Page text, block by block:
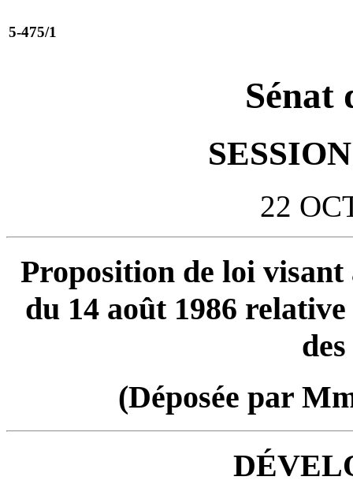
5-475/1
Sénat
22
Proposition de loi
du 14 août 1986
(Déposée par